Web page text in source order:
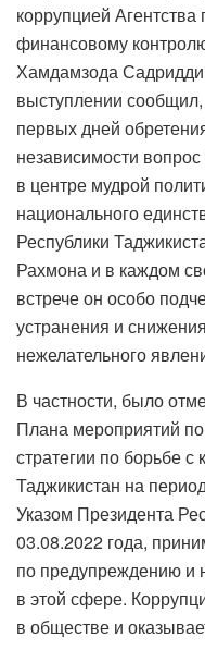
коррупцией
финансовому
Хамдамзода
выступлении
первых дней
независимости
в центре мудрой
национального
Республики
Рахмона и в каждом
встрече он особо
устранения и
нежелательного
В частности, было
Плана мероприятий
стратегии по борьбе с
Таджикистан на
Указом Президента
03.08.2022 года,
по предупреждению
в этой сфере.
в обществе и